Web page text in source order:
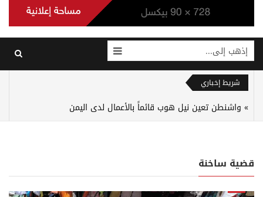
إذهب إلى...
شريط إخباري
واشنطن تعين نيل هوب قائماً بالأعمال لدى اليمن
قضية ساخنة